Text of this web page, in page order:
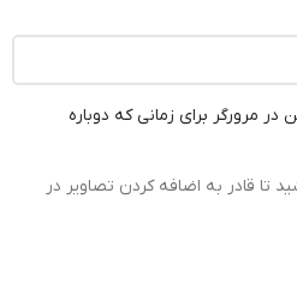
مرورگر برای زمانی که دوباره
تا قادر به اضافه کردن تصاویر در